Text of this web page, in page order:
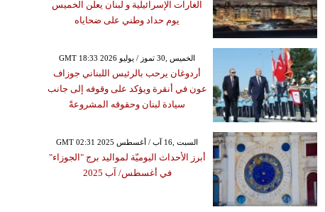
الغارات الإسرائيلية و لبنان يعلن الخميس
يوم حداد وطني على ضحاياه
GMT 18:33 2026 الخميس ,30 تموز / يوليو
أردوغان يرحب بالرئيس اللبناني جوزاف
عون في أنقرة ويؤكد على وقوفه إلى جانب
سيادة لبنان وحقوقه المشروعةً
GMT 02:31 2025 السبت ,16 آب / أغسطس
أبرز الأحداث اليوميّة لمواليد برج "الجوزاء"
في أغسطس/ آب 2025